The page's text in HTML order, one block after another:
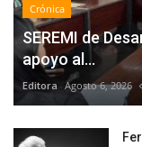
Crónica
SEREMI de
apoyo al...
Editora Agosto 6, 2026